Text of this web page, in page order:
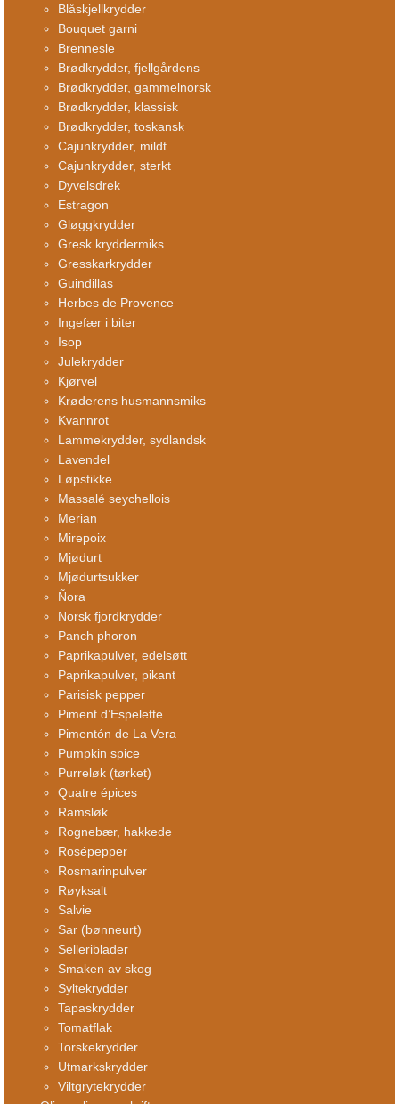
Blåskjellkrydder
Bouquet garni
Brennesle
Brødkrydder, fjellgårdens
Brødkrydder, gammelnorsk
Brødkrydder, klassisk
Brødkrydder, toskansk
Cajunkrydder, mildt
Cajunkrydder, sterkt
Dyvelsdrek
Estragon
Gløggkrydder
Gresk kryddermiks
Gresskarkrydder
Guindillas
Herbes de Provence
Ingefær i biter
Isop
Julekrydder
Kjørvel
Krøderens husmannsmiks
Kvannrot
Lammekrydder, sydlandsk
Lavendel
Løpstikke
Massalé seychellois
Merian
Mirepoix
Mjødurt
Mjødurtsukker
Ñora
Norsk fjordkrydder
Panch phoron
Paprikapulver, edelsøtt
Paprikapulver, pikant
Parisisk pepper
Piment d’Espelette
Pimentón de La Vera
Pumpkin spice
Purreløk (tørket)
Quatre épices
Ramsløk
Rognebær, hakkede
Rosépepper
Rosmarinpulver
Røyksalt
Salvie
Sar (bønneurt)
Selleriblader
Smaken av skog
Syltekrydder
Tapaskrydder
Tomatflak
Torskekrydder
Utmarkskrydder
Viltgrytekrydder